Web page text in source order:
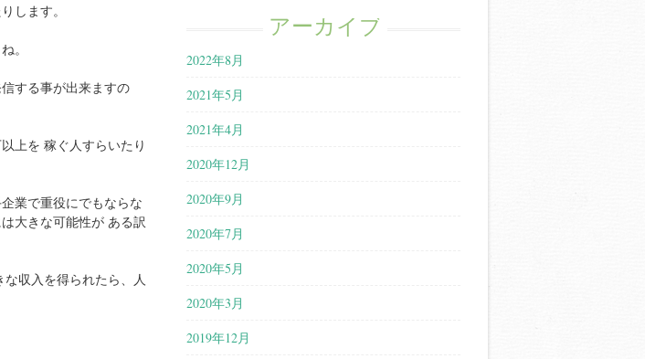
します。
。
する事が出来ますの
上を 稼ぐ人すらいたり
業で重役にでもならな
大きな可能性が ある訳
収入を得られたら、人
アーカイブ
2022年8月
2021年5月
2021年4月
2020年12月
2020年9月
2020年7月
2020年5月
2020年3月
2019年12月